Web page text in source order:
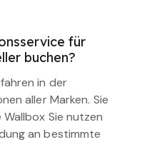
für
buchen?
in der
aller Marken. Sie
Sie nutzen
an bestimmte